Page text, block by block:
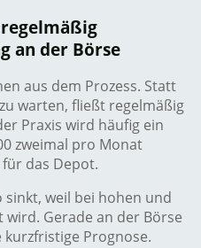
an der Börse
aus dem Prozess. Statt
warten, fließt regelmäßig
Praxis wird häufig ein
zweimal pro Monat
das Depot.
sinkt, weil bei hohen und
Gerade an der Börse
Prognose.